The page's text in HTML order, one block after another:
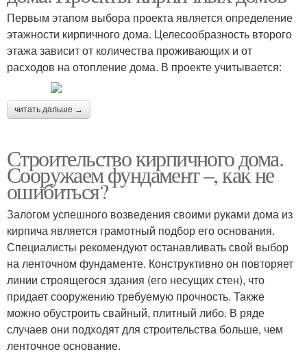
Первым этапом выбора проекта является определение
этажности кирпичного дома. Целесообразность второго
этажа зависит от количества проживающих и от
расходов на отопление дома. В проекте учитывается:
читать дальше →
Строительство кирпичного дома.
Сооружаем фундамент –, как не
ошибиться?
Залогом успешного возведения своими руками дома из
кирпича является грамотный подбор его основания.
Специалисты рекомендуют останавливать свой выбор
на ленточном фундаменте. Конструктивно он повторяет
линии строящегося здания (его несущих стен), что
придает сооружению требуемую прочность. Также
можно обустроить свайный, плитный либо. В ряде
случаев они подходят для строительства больше, чем
ленточное основание.